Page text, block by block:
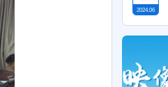
2024.06